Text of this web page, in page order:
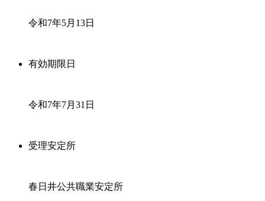
令和7年5月13日
有効期限日
令和7年7月31日
受理安定所
春日井公共職業安定所